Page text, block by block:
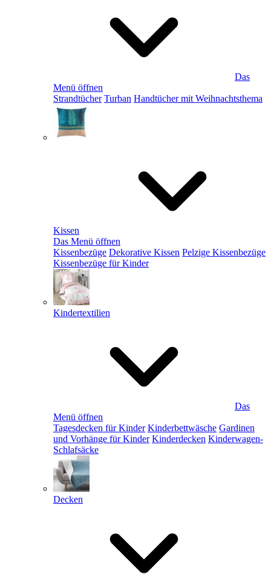
Das
Menü öffnen
Strandtücher Turban Handtücher mit Weihnachtsthema
Kissen
Das Menü öffnen
Kissenbezüge Dekorative Kissen Pelzige Kissenbezüge
Kissenbezüge für Kinder
Kindertextilien
Das
Menü öffnen
Tagesdecken für Kinder Kinderbettwäsche Gardinen
und Vorhänge für Kinder Kinderdecken Kinderwagen-
Schlafsäcke
Decken